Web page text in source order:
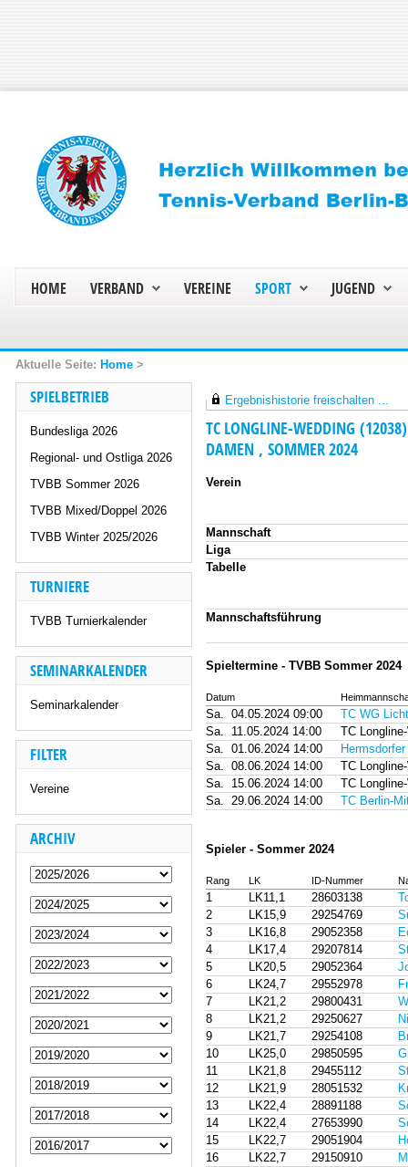
HOME VERBAND VEREINE SPORT JUGEND
Home >
SPIELBETRIEB
Bundesliga 2026
Regional- und Ostliga 2026
TVBB Sommer 2026
TVBB Mixed/Doppel 2026
TVBB Winter 2025/2026
TURNIERE
TVBB Turnierkalender
SEMINARKALENDER
Seminarkalender
FILTER
Vereine
ARCHIV
Ergebnishistorie freischalten ...
TC LONGLINE-WEDDING (12038)
DAMEN , SOMMER 2024
Verein
Mannschaft
Liga
Tabelle
Mannschaftsführung
Spieltermine - TVBB Sommer 2024
Datum
Sa. 04.05.2024 09:00
TC WG
Sa.
11.05.2024 14:00
TC
Sa. 01.06.2024 14:00
Sa. 08.06.2024 14:00
TC
Sa.
15.06.2024 14:00
TC
Sa. 29.06.2024 14:00 TC Berlin-
Spieler - Sommer 2024
Rang LK ID-Nummer
1 LK11,1 28603138
2
LK15,9 29254769
3
LK16,8 29052358
4
LK17,4 29207814
5
LK20,5 29052364
6
LK24,7 29552978
7
LK21,2 29800431
8
LK21,2 29250627
9
LK21,7 29254108
10
LK25,0 29850595
11
LK21,8 29455112
12
LK21,9 28051532
13
LK22,4 28891188
14
LK22,4 27653990
15
LK22,7 29051904
16
LK22,7 29150910